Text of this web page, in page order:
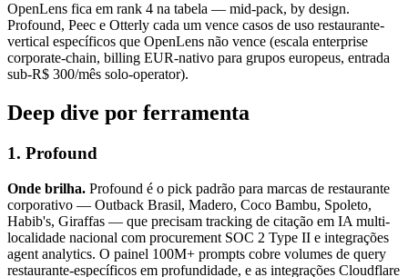
OpenLens fica em rank 4 na tabela — mid-pack, by design.
Profound, Peec e Otterly cada um vence casos de uso restaurante-
vertical específicos que OpenLens não vence (escala enterprise
corporate-chain, billing EUR-nativo para grupos europeus, entrada
sub-R$ 300/mês solo-operator).
Deep dive por ferramenta
1. Profound
Onde brilha. Profound é o pick padrão para marcas de restaurante
corporativo — Outback Brasil, Madero, Coco Bambu, Spoleto,
Habib's, Giraffas — que precisam tracking de citação em IA multi-
localidade nacional com procurement SOC 2 Type II e integrações
agent analytics. O painel 100M+ prompts cobre volumes de query
restaurante-específicos em profundidade, e as integrações Cloudflare